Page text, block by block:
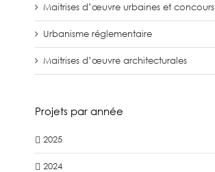
Maitrises d’œuvre urbaines et concours
Urbanisme réglementaire
Maitrises d’œuvre architecturales
Projets par année
2025
2024